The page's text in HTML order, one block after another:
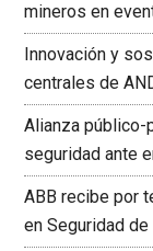
mineros en
Innovación y
centrales de
Alianza público-
seguridad ante
ABB recibe por
en Seguridad de